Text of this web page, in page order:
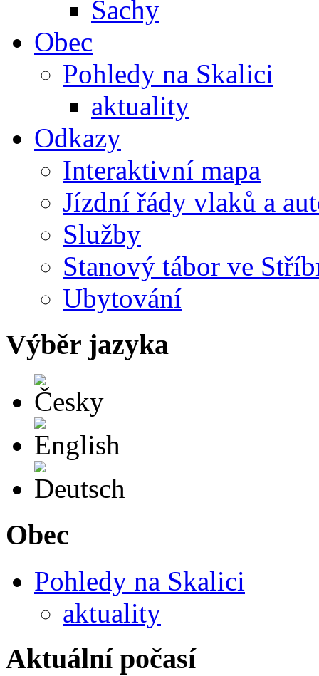
Šachy
Obec
Pohledy na Skalici
aktuality
Odkazy
Interaktivní mapa
Jízdní řády vlaků a
Služby
Stanový tábor ve
Ubytování
Výběr jazyka
Obec
Pohledy na Skalici
aktuality
Aktuální počasí